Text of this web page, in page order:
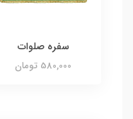
سفره صلوات
580,000 تومان